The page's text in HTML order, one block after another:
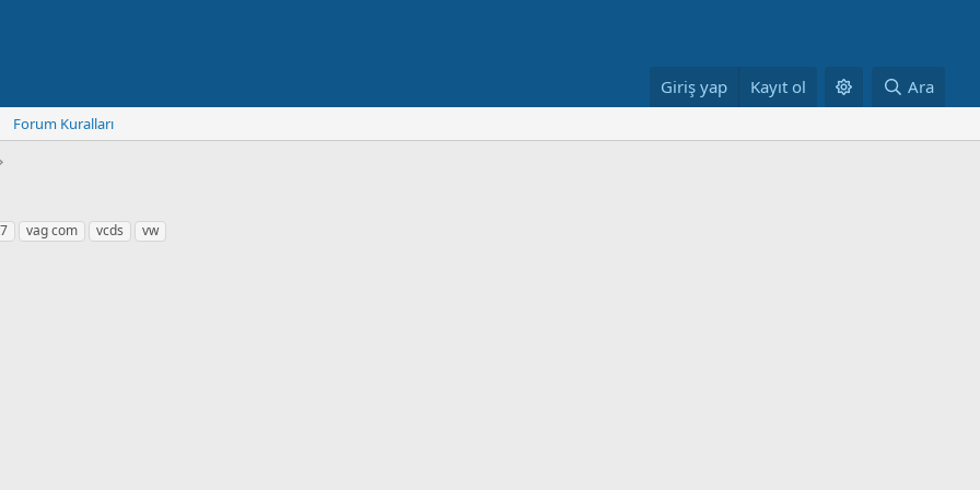
Giriş yap Kayıt ol Ara
Forum Kuralları
vag com vcds vw